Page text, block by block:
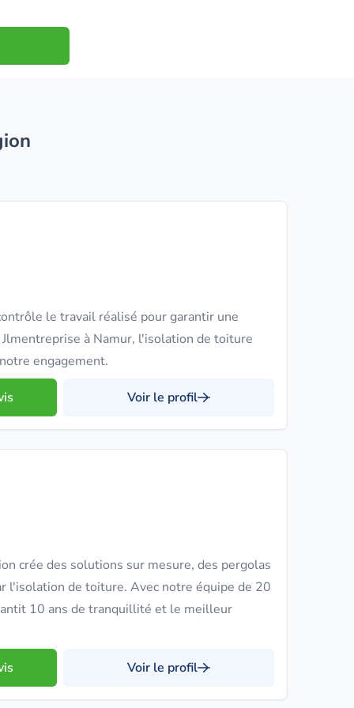
le travail réalisé pour garantir une
à Namur, l'isolation de toiture
engagement.
Voir le profil
crée des solutions sur mesure, des pergolas
l'isolation de toiture. Avec notre équipe de 20
10 ans de tranquillité et le meilleur
Voir le profil